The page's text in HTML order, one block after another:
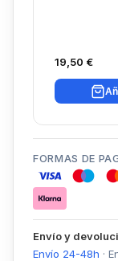
19,50 €
FORMAS DE
Envío y
Envío 24-48h ·